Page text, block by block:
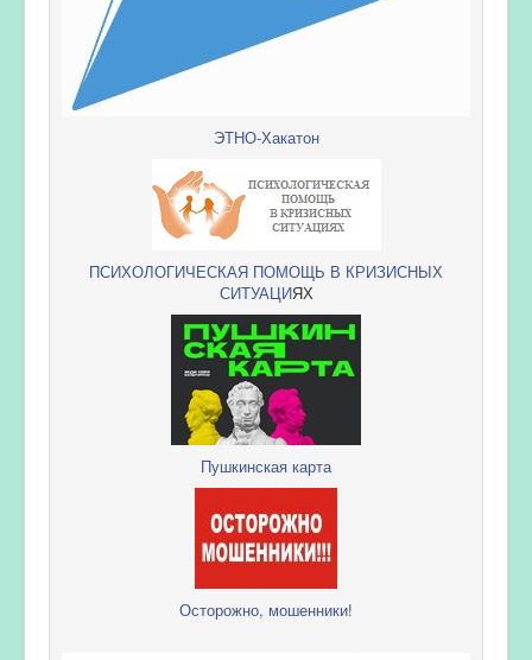
ЭТНО-Хакатон
ПСИХОЛОГИЧЕСКАЯ ПОМОЩЬ В КРИЗИСНЫХ
СИТУАЦИЯХ
Пушкинская карта
Осторожно, мошенники!